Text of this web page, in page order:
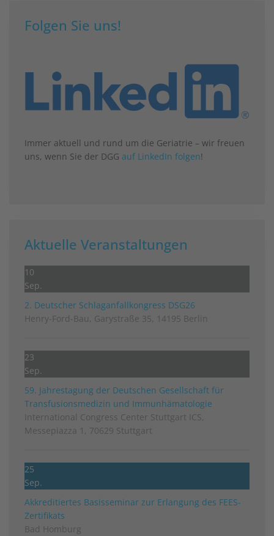
Folgen Sie uns!
Immer aktuell und rund um die Geriatrie – wir freuen
uns, wenn Sie der DGG auf LinkedIn folgen!
Aktuelle Veranstaltungen
10
Sep.
2. Deutscher Schlag­anfall­kongress DSG26
Henry-Ford-Bau, Garystraße 35, 14195 Berlin
23
Sep.
59. Jahrestagung der Deutschen Gesellschaft für
Transfusionsmedizin und Immunhämatologie
International Congress Center Stuttgart ICS,
Messepiazza 1, 70629 Stuttgart
25
Sep.
Akkreditiertes Basisseminar zur Erlangung des FEES-
Zertifikats
Bad Homburg